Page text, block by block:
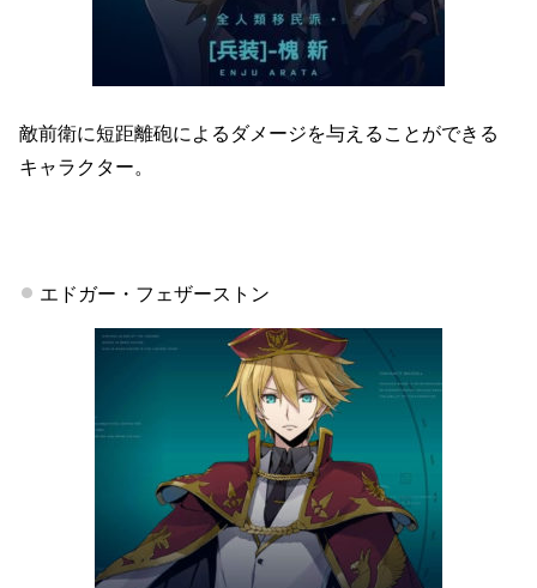
敵前衛に短距離砲によるダメージを与えることができる
キャラクター。
エドガー・フェザーストン